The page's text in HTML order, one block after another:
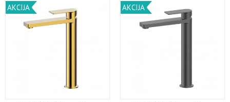
AKCIJA AKCIJA